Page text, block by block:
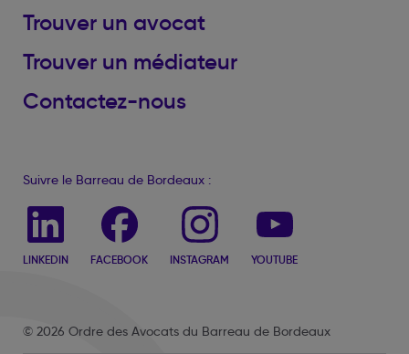
Trouver un avocat
Trouver un médiateur
Contactez-nous
Suivre le Barreau de Bordeaux :
LINKEDIN FACEBOOK INSTAGRAM YOUTUBE
© 2026 Ordre des Avocats du Barreau de Bordeaux